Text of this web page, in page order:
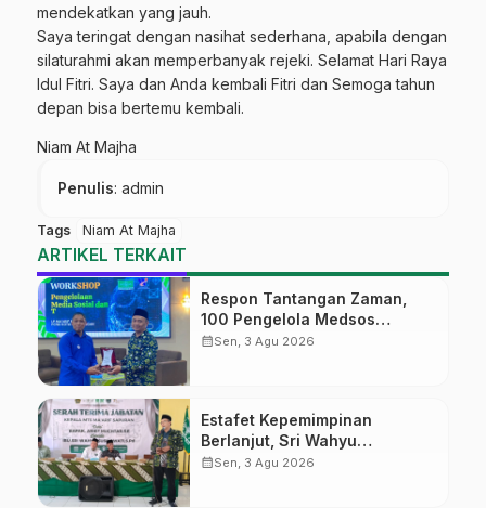
mendekatkan yang jauh.
Saya teringat dengan nasihat sederhana, apabila dengan
silaturahmi akan memperbanyak rejeki. Selamat Hari Raya
Idul Fitri. Saya dan Anda kembali Fitri dan Semoga tahun
depan bisa bertemu kembali.
Niam At Majha
Penulis: admin
Tags Niam At Majha
ARTIKEL TERKAIT
Respon Tantangan Zaman,
100 Pengelola Medsos
Sekolah Ma’arif Pekalongan
calendar_monthSen, 3 Agu 2026
Estafet Kepemimpinan
Berlanjut, Sri Wahyu
Susilowati Resmi Pimpin MTs
calendar_monthSen, 3 Agu 2026